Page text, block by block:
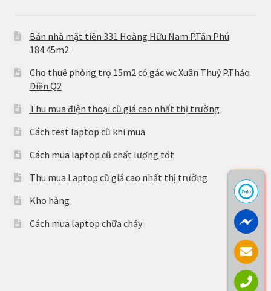
Bán nhà mặt tiền 331 Hoàng Hữu Nam P.Tân Phú
184.45m2
Cho thuê phòng trọ 15m2 có gác wc Xuân Thuỷ P.Thảo
Điền Q2
Thu mua điện thoại cũ giá cao nhất thị trường
Cách test laptop cũ khi mua
Cách mua laptop cũ chất lượng tốt
Thu mua Laptop cũ giá cao nhất thị trường
Kho hàng
Cách mua laptop chữa cháy